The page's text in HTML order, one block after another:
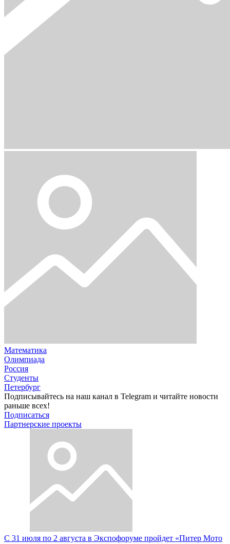
Математика
Олимпиада
Россия
Студенты
Петербург
Подписывайтесь на наш канал в Telegram и читайте новости
раньше всех!
Подписаться
Партнерские проекты
С 31 июля по 2 августа в Экспофоруме пройдет «Питер Мото